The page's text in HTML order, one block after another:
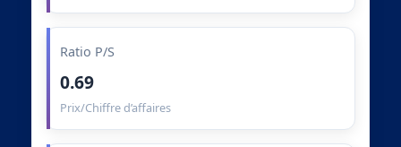
Ratio P/S
0.69
Prix/Chiffre d’affaires